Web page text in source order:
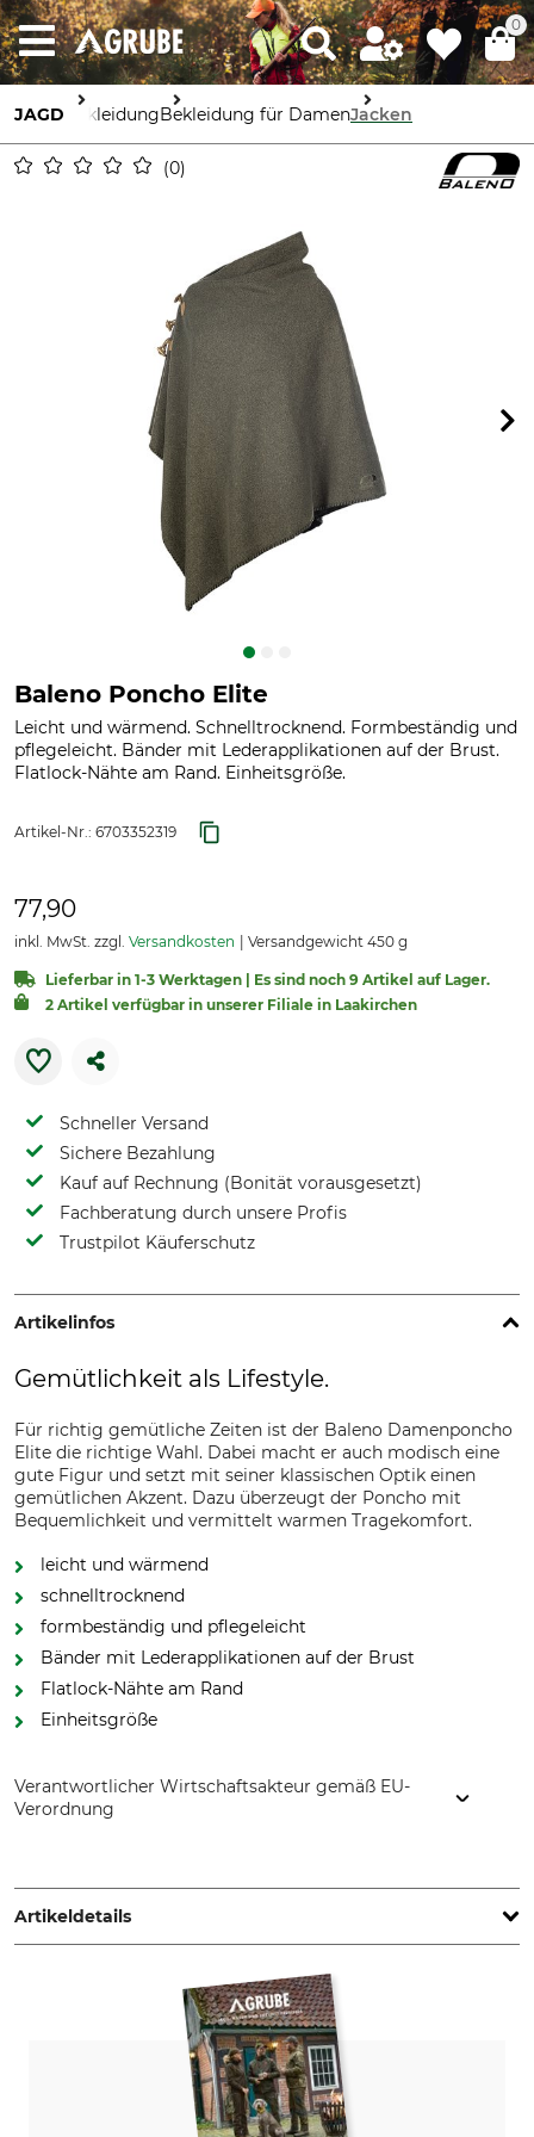
0
JAGD BekleidungBekleidung für DamenJacken
0
Baleno Poncho Elite
Leicht und wärmend. Schnelltrocknend. Formbeständig und
pflegeleicht. Bänder mit Lederapplikationen auf der Brust.
Flatlock-Nähte am Rand. Einheitsgröße.
Artikel-Nr.: 6703352319
77,90
inkl. MwSt. zzgl. Versandkosten Versandgewicht 450 g
Lieferbar in 1-3 Werktagen | Es sind noch 9 Artikel auf Lager.
2 Artikel verfügbar in unserer Filiale in Laakirchen
Schneller Versand
Sichere Bezahlung
Kauf auf Rechnung (Bonität vorausgesetzt)
Fachberatung durch unsere Profis
Trustpilot Käuferschutz
Artikelinfos
Gemütlichkeit als Lifestyle.
Für richtig gemütliche Zeiten ist der Baleno Damenponcho
Elite die richtige Wahl. Dabei macht er auch modisch eine
gute Figur und setzt mit seiner klassischen Optik einen
gemütlichen Akzent. Dazu überzeugt der Poncho mit
Bequemlichkeit und vermittelt warmen Tragekomfort.
leicht und wärmend
schnelltrocknend
formbeständig und pflegeleicht
Bänder mit Lederapplikationen auf der Brust
Flatlock-Nähte am Rand
Einheitsgröße
Verantwortlicher Wirtschaftsakteur gemäß EU-
Verordnung
www.sioenapparel.com
Artikeldetails
Produkttyp
Poncho
Modellbezeichnung
Oberstoff
100% Polyester
Nichttextile Teile tierischen
Waschen